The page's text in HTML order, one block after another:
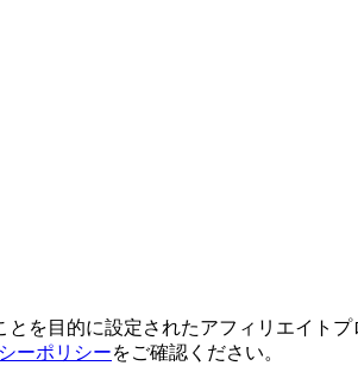
を目的に設定されたアフィリエイトプ
ーポリシーをご確認ください。